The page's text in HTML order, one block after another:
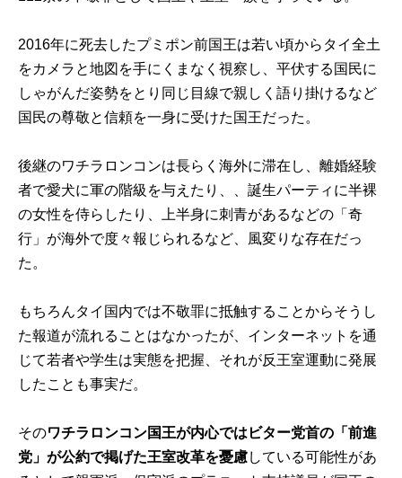
2016年に死去したプミポン前国王は若い頃からタイ全土
をカメラと地図を手にくまなく視察し、平伏する国民に
しゃがんだ姿勢をとり同じ目線で親しく語り掛けるなど
国民の尊敬と信頼を一身に受けた国王だった。
後継のワチラロンコンは長らく海外に滞在し、離婚経験
者で愛犬に軍の階級を与えたり、、誕生パーティに半裸
の女性を侍らしたり、上半身に刺青があるなどの「奇
行」が海外で度々報じられるなど、風変りな存在だっ
た。
もちろんタイ国内では不敬罪に抵触することからそうし
た報道が流れることはなかったが、インターネットを通
じて若者や学生は実態を把握、それが反王室運動に発展
したことも事実だ。
そのワチラロンコン国王が内心ではビター党首の「前進
党」が公約で掲げた王室改革を憂慮している可能性があ